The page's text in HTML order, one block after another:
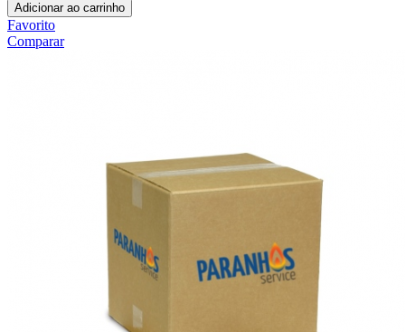
Adicionar ao carrinho
Favorito
Comparar